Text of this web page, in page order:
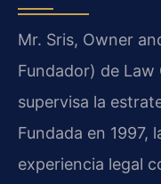
Mr. Sris, Owner
Fundador) de Law
supervisa la
Fundada en 1997,
experiencia legal